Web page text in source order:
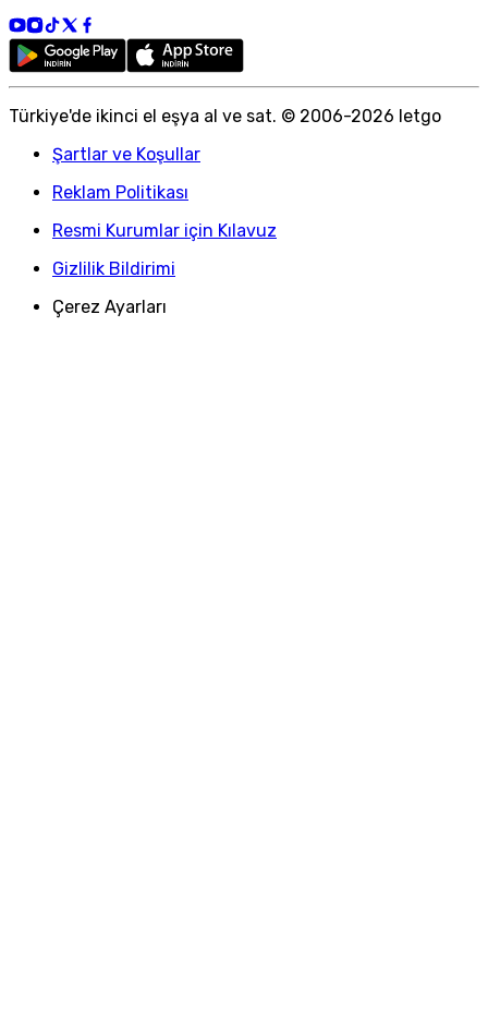
Türkiye'de ikinci el eşya al ve sat. © 2006-2026 letgo
Şartlar ve Koşullar
Reklam Politikası
Resmi Kurumlar için Kılavuz
Gizlilik Bildirimi
Çerez Ayarları